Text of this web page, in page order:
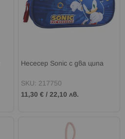
Несесер Sonic с два ципа
SKU: 217750
11,30 € /22,10 лв.